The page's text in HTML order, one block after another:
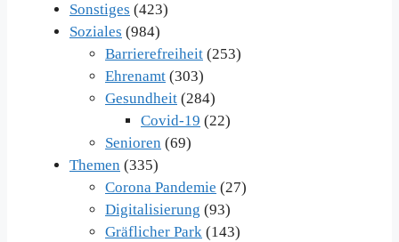
Sonstiges (423)
Soziales (984)
Barrierefreiheit (253)
Ehrenamt (303)
Gesundheit (284)
Covid-19 (22)
Senioren (69)
Themen (335)
Corona Pandemie (27)
Digitalisierung (93)
Gräflicher Park (143)